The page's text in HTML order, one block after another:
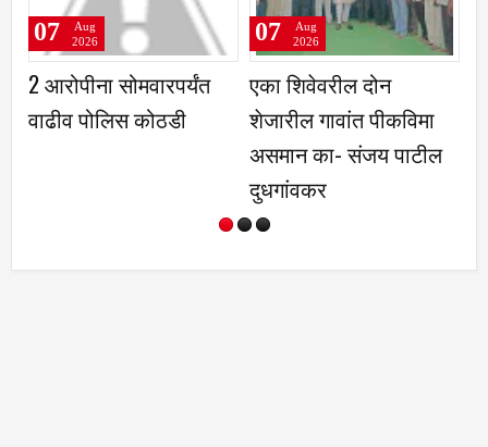
2 आरोपीना सोमवारपर्यंत
वाढीव पोलिस कोठडी
07
Aug
2026
एका शिवेवरील दोन
शेजारील गावांत पीकविमा
असमान का- संजय पाटील
दुधगांवकर
07
Aug
2026